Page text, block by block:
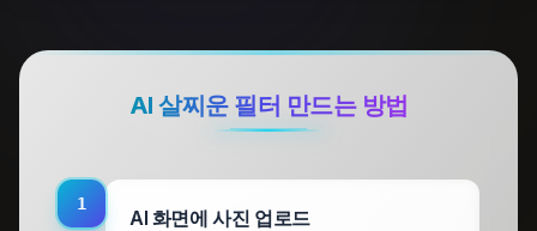
AI 살찌운 필터 만드는 방법
1
AI 화면에 사진 업로드